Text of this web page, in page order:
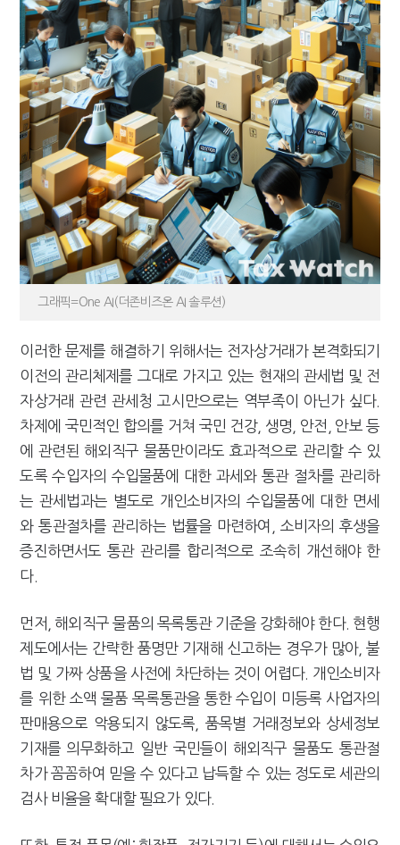
그래픽=One AI(더존비즈온 AI 솔루션)
이러한 문제를 해결하기 위해서는 전자상거래가 본격화되기
이전의 관리체제를 그대로 가지고 있는 현재의 관세법 및 전
자상거래 관련 관세청 고시만으로는 역부족이 아닌가 싶다.
차제에 국민적인 합의를 거쳐 국민 건강, 생명, 안전, 안보 등
에 관련된 해외직구 물품만이라도 효과적으로 관리할 수 있
도록 수입자의 수입물품에 대한 과세와 통관 절차를 관리하
는 관세법과는 별도로 개인소비자의 수입물품에 대한 면세
와 통관절차를 관리하는 법률을 마련하여, 소비자의 후생을
증진하면서도 통관 관리를 합리적으로 조속히 개선해야 한
다.
먼저, 해외직구 물품의 목록통관 기준을 강화해야 한다. 현행
제도에서는 간략한 품명만 기재해 신고하는 경우가 많아, 불
법 및 가짜 상품을 사전에 차단하는 것이 어렵다. 개인소비자
를 위한 소액 물품 목록통관을 통한 수입이 미등록 사업자의
판매용으로 악용되지 않도록, 품목별 거래정보와 상세정보
기재를 의무화하고 일반 국민들이 해외직구 물품도 통관절
차가 꼼꼼하여 믿을 수 있다고 납득할 수 있는 정도로 세관의
검사 비율을 확대할 필요가 있다.